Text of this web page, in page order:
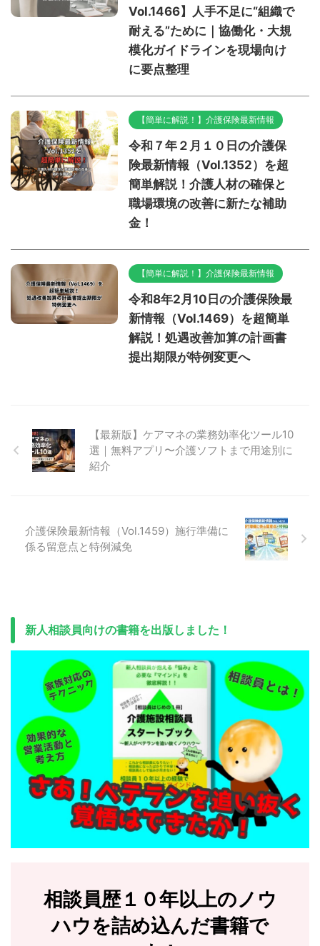
Vol.1466】人手不足に“組織で
耐える”ために｜協働化・大規
模化ガイドラインを現場向け
に要点整理
【簡単に解説！】介護保険最新情報
令和７年２月１０日の介護保
険最新情報（Vol.1352）を超
簡単解説！介護人材の確保と
職場環境の改善に新たな補助
金！
【簡単に解説！】介護保険最新情報
令和8年2月10日の介護保険最
新情報（Vol.1469）を超簡単
解説！処遇改善加算の計画書
提出期限が特例変更へ
【最新版】ケアマネの業務効率化ツール10
選｜無料アプリ〜介護ソフトまで用途別に
紹介
介護保険最新情報（Vol.1459）施行準備に
係る留意点と特例減免
新人相談員向けの書籍を出版しました！
相談員歴１０年以上のノウ
ハウを詰め込んだ書籍で